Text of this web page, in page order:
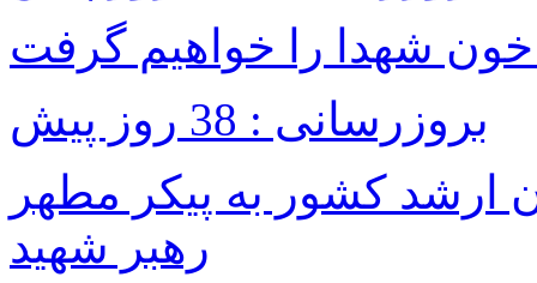
شهدا را خواهیم گرفت
بروزرسانی : 38 روز پیش
ارشد کشور به پیکر مطهر
رهبر شهید